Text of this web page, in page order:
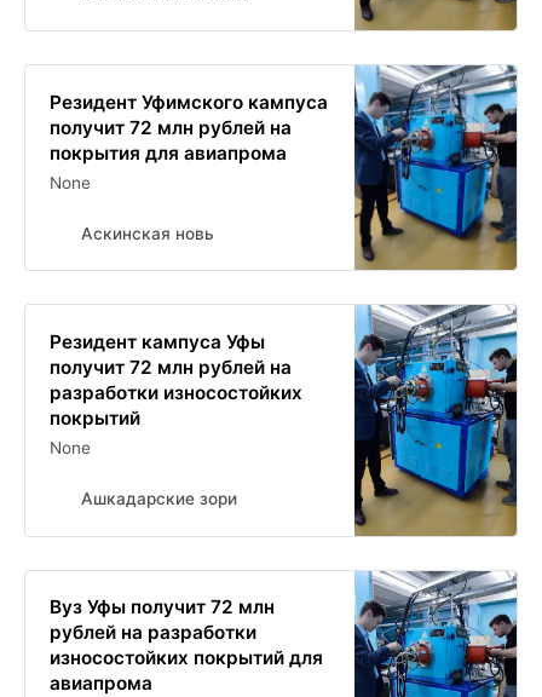
Резидент Уфимского кампуса
получит 72 млн рублей на
покрытия для авиапрома
None
Аскинская новь
Резидент кампуса Уфы
получит 72 млн рублей на
разработки износостойких
покрытий
None
Ашкадарские зори
Вуз Уфы получит 72 млн
рублей на разработки
износостойких покрытий для
авиапрома